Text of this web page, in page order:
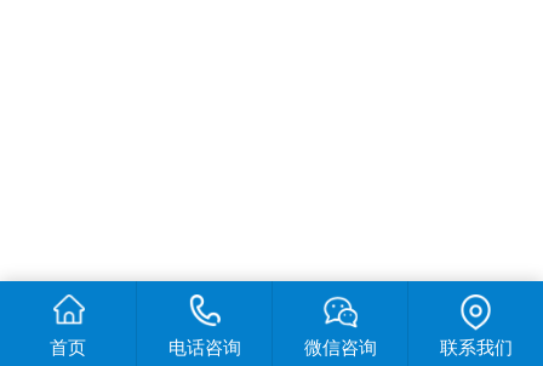
首页 电话咨询 微信咨询 联系我们